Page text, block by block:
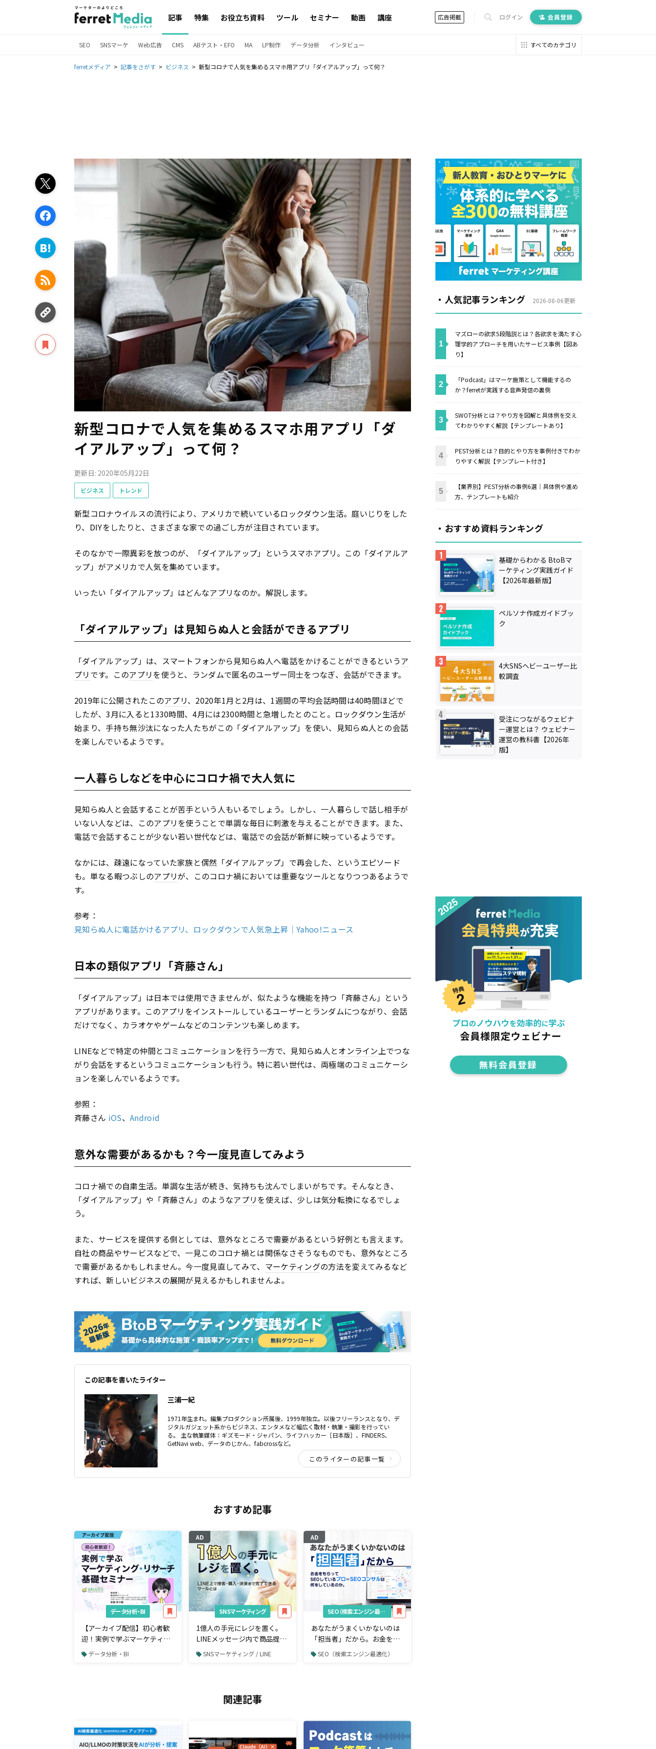
記事 特集 お役立ち資料 ツール セミナー 動画 講座 広告掲載 ログイン 会員登録
SEO SNSマーケ Web広告 CMS ABテスト・EFO MA LP制作 データ分析 インタビュー すべてのカテゴリ
ferretメディア 記事をさがす ビジネス 新型コロナで人気を集めるスマホ用アプリ「ダイアルアップ」って何？
新型コロナで人気を集めるスマホ用アプリ「ダ
イアルアップ」って何？
更新日: 2020年05月22日
ビジネス トレンド
新型コロナウイルスの流行により、アメリカで続いているロックダウン生活。庭いじりをした
り、DIYをしたりと、さまざまな家での過ごし方が注目されています。
そのなかで一際異彩を放つのが、「ダイアルアップ」というスマホアプリ。この「ダイアルア
ップ」がアメリカで人気を集めています。
いったい「ダイアルアップ」はどんなアプリなのか。解説します。
「ダイアルアップ」は見知らぬ人と会話ができるアプリ
「ダイアルアップ」は、スマートフォンから見知らぬ人へ電話をかけることができるというア
プリ です。このアプリを使うと、ランダムで匿名のユーザー同士をつなぎ、会話ができます。
2019年に公開されたこのアプリ、2020年1月と2月は、1週間の平均会話時間は40時間ほどで
したが、3月に入ると1330時間、4月には2300時間と急増したとのこと。ロックダウン生活が
始まり、手持ち無沙汰になった人たちがこの「ダイアルアップ」を使い、見知らぬ人との会話
を楽しんでいるようです。
一人暮らしなどを中心にコロナ禍で大人気に
見知らぬ人と会話することが苦手という人もいるでしょう。しかし、一人暮らしで話し相手が
いない人などは、このアプリを使うことで単調な毎日に刺激を与えることができます。また、
電話で会話することが少ない若い世代などは、電話での会話が新鮮に映っているようです。
なかには、疎遠になっていた家族と偶然「ダイアルアップ」で再会した、というエピソード
も。単なる暇つぶしのアプリが、このコロナ禍においては重要なツールとなりつつあるようで
す。
参考：
見知らぬ人に電話かけるアプリ、ロックダウンで人気急上昇｜Yahoo!ニュース
日本の類似アプリ「斉藤さん」
「ダイアルアップ」は日本では使用できませんが、似たような機能を持つ「斉藤さん」という
アプリがあります。このアプリ をインストールしているユーザーとランダムにつながり、会話
だけでなく、カラオケやゲームなどのコンテンツも楽しめます。
LINEなどで特定の仲間とコミュニケーションを行う一方で、見知らぬ人とオンライン上でつな
がり会話をするというコミュニケーションも行う。特に若い世代は、両極端のコミュニケーシ
ョンを楽しんでいるようです。
参照：
斉藤さん iOS、 Android
意外な需要があるかも？今一度見直してみよう
コロナ禍での自粛生活。単調な生活が続き、気持ちも沈んでしまいがちです。そんなとき、
「ダイアルアップ」や「斉藤さん」のようなアプリを使えば、少しは気分転換になるでしょ
う。
また、サービスを提供する側としては、意外なところで需要があるという好例とも言えます。
自社の商品やサービスなどで、一見このコロナ禍とは関係なさそうなものでも、意外なところ
で需要があるかもしれません。今一度見直してみて、 マーケティングの方法を変えてみるなど
すれば、新しいビジネスの展開が見えるかもしれませんよ。
この記事を書いたライター
三浦一紀
1971年生まれ。編集プロダクション所属後、1999年独立。以後フリーランスとなり、デ
ジタルガジェット系からビジネス、エンタメなど幅広く取材・執筆・撮影を行ってい
る。 主な執筆媒体：ギズモード・ジャパン、ライフハッカー［日本版］、FINDERS、
GetNavi web、データのじかん、fabcrossなど。
このライターの記事一覧
おすすめ記事
データ分析・BI
【アーカイブ配信】初心者歓
迎！実例で学ぶマーケティン
グ・リサーチ基礎セミナー
データ分析・BI
AD
SNSマーケティング
1億人の手元にレジを置く。
LINEメッセージ内で商品提案
から購入・決済まで完了でき
SNSマーケティング / LINE
AD
SEO（検索エンジン最適化）
あなたがうまくいかないのは
「担当者」だから。お金をも
らってSEOしているプロ＝
SEO（検索エンジン最適化）
関連記事
・人気記事ランキング 2026-08-06更新
マズローの欲求5段階説とは？各欲求を満たす心
理学的アプローチを用いたサービス事例【図あ
り】
「Podcast」はマーケ施策として機能するの
か？ferretが実践する音声発信の裏側
SWOT分析とは？やり方を図解と具体例を交え
てわかりやすく解説【テンプレートあり】
PEST分析とは？目的とやり方を事例付きでわか
りやすく解説【テンプレート付き】
【業界別】PEST分析の事例6選｜具体例や進め
方、テンプレートも紹介
・おすすめ資料ランキング
基礎からわかる BtoBマ
ーケティング実践ガイド
【2026年最新版】
ペルソナ作成ガイドブッ
ク
4大SNSヘビーユーザー比
較調査
受注につながるウェビナ
ー運営とは？ ウェビナー
運営の教科書【2026年
版】